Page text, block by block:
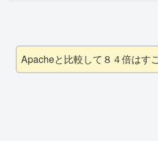
Apacheと比較して８４倍はす